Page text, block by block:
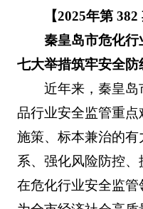
【2025年第 382
秦皇岛市危化
七大举措筑牢安全防
近年来，秦皇
品行业安全监管重
施策、标本兼治的
系、强化风险防控
在危化行业安全监管